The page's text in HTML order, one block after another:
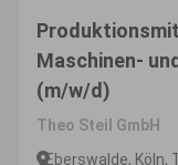
Maschinen-
(m/w/d)
Theo Steil GmbH
Eberswalde, Köln,